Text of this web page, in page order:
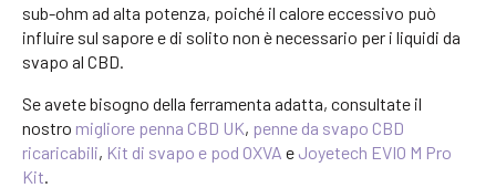
sub-ohm ad alta potenza, poiché il calore eccessivo può
influire sul sapore e di solito non è necessario per i liquidi da
svapo al CBD.
Se avete bisogno della ferramenta adatta, consultate il
nostro migliore penna CBD UK, penne da svapo CBD
ricaricabili, Kit di svapo e pod OXVA e Joyetech EVIO M Pro
Kit.